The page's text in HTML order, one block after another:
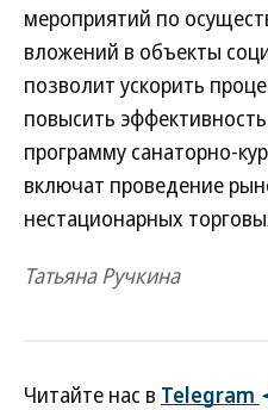
мероприятий по
вложений в объекты
позволит ускорить
повысить
программу санаторно-
включат проведение
нестационарных
Татьяна Ручкина
Читайте нас в Telegram